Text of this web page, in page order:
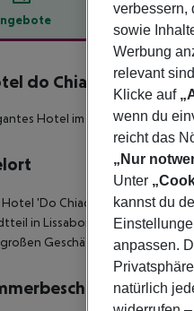
do Chiado
4
Hotel im historischen
Hotel 'Do Chiado' befindet sich
in Lissabon gilt. Von hier aus
Geschäftshäuser des
verbessern,
sowie
Werbung
relevant
Klicke auf
wenn du
reicht das
„Nur
Unter
kannst du
anpassen.
natürlich